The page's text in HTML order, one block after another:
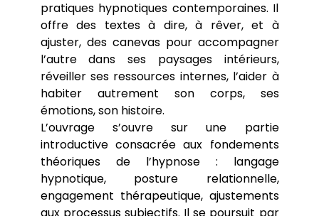
pratiques hypnotiques contemporaines. Il
offre des textes à dire, à rêver, et à
ajuster, des canevas pour accompagner
l’autre dans ses paysages intérieurs,
réveiller ses ressources internes, l’aider à
habiter autrement son corps, ses
émotions, son histoire.
L’ouvrage s’ouvre sur une partie
introductive consacrée aux fondements
théoriques de l’hypnose : langage
hypnotique, posture relationnelle,
engagement thérapeutique, ajustements